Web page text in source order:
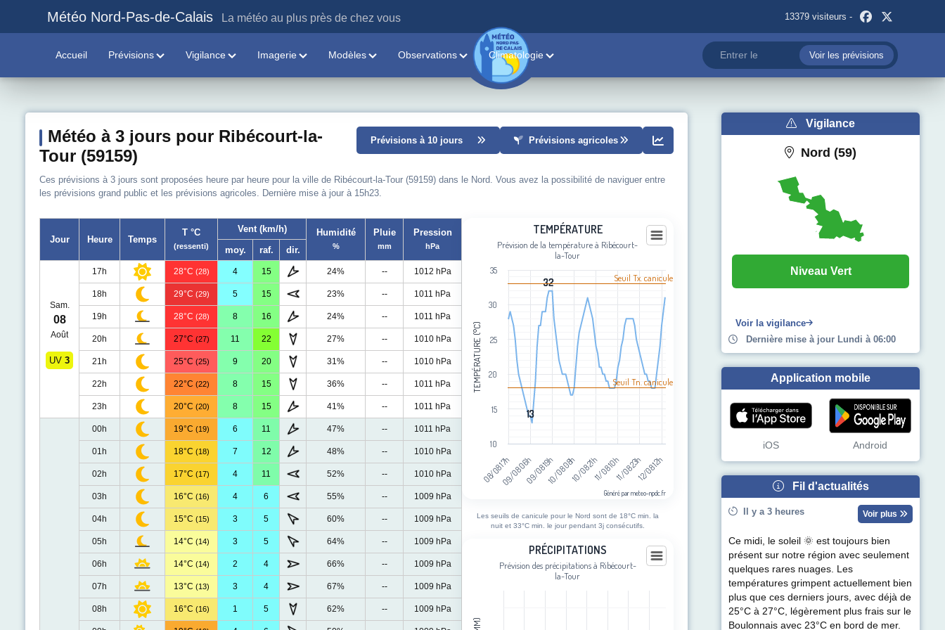
Météo Nord-Pas-de-Calais La météo au plus près de chez vous 13379 visiteurs -
Accueil Prévisions Vigilance Imagerie Modèles Observations Climatologie Voir les prévisions
Météo à 3 jours pour Ribécourt-la-
Tour (59159)
Prévisions à 10 jours Prévisions agricoles
Ces prévisions à 3 jours sont proposées heure par heure pour la ville de Ribécourt-la-Tour (59159) dans le Nord. Vous avez la possibilité de naviguer entre
les prévisions grand public et les prévisions agricoles. Dernière mise à jour à 15h23.
Jour Heure Temps
T °C
(ressenti)
Vent (km/h) Humidité
%
Pluie
mm
Pression
hPa
moy. raf. dir.
Sam.
08
Août
UV 3
17h 28°C (28) 4 15 24% -- 1012 hPa
18h 29°C (29) 5 15 23% -- 1011 hPa
19h 28°C (28) 8 16 24% -- 1011 hPa
20h 27°C (27) 11 22 27% -- 1010 hPa
21h 25°C (25) 9 20 31% -- 1010 hPa
22h 22°C (22) 8 15 36% -- 1011 hPa
23h 20°C (20) 8 15 41% -- 1011 hPa
00h 19°C (19) 6 11 47% -- 1011 hPa
01h 18°C (18) 7 12 48% -- 1010 hPa
02h 17°C (17) 4 11 52% -- 1010 hPa
03h 16°C (16) 4 6 55% -- 1009 hPa
04h 15°C (15) 3 5 60% -- 1009 hPa
05h 14°C (14) 3 5 64% -- 1009 hPa
06h 14°C (14) 2 4 66% -- 1009 hPa
07h 13°C (13) 3 4 67% -- 1009 hPa
08h 16°C (16) 1 5 62% -- 1009 hPa
Line chart with 94 data points.
View as data table, Température
The chart has 1 X axis displaying categories.
The chart has 1 Y axis displaying Température (°C). Data ranges from 13 to 32.
TEMPÉRATURE (°C)
TEMPÉRATURE
Prévision de la température à Ribécourt-
la-Tour
13
13
32
32
08/08 17h09/08 06h09/08 19h10/08 08h10/08 21h11/08 10h11/08 23h12/08 12h
10
15
20
25
30
35
Généré par meteo-npdc.fr
Seuil Tx. canicule
Seuil Tn. canicule
Les seuils de canicule pour le Nord sont de 18°C min. la
nuit et 33°C min. le jour pendant 3j consécutifs.
Bar chart with 94 bars.
The chart has 1 X axis displaying categories.
PRÉCIPITATIONS
Prévision des précipitations à Ribécourt-
la-Tour
Vigilance
Nord (59)
Niveau Vert
Voir la vigilance
Dernière mise à jour Lundi à 06:00
Application mobile
iOS Android
Fil d'actualités
Il y a 3 heures Voir plus
Ce midi, le soleil 🌞 est toujours bien
présent sur notre région avec seulement
quelques rares nuages. Les
températures grimpent actuellement bien
plus que ces derniers jours, avec déjà de
25°C à 27°C, légèrement plus frais sur le
Boulonnais avec 23°C en bord de mer.